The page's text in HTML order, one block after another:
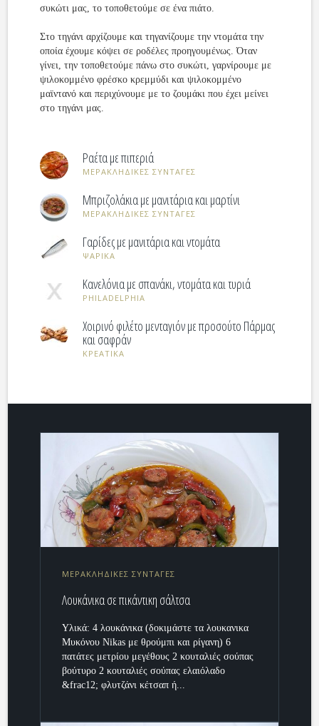
συκώτι μας, το τοποθετούμε σε ένα πιάτο.
Στο τηγάνι αρχίζουμε και τηγανίζουμε την ντομάτα την
οποία έχουμε κόψει σε ροδέλες προηγουμένως. Όταν
γίνει, την τοποθετούμε πάνω στο συκώτι, γαρνίρουμε με
ψιλοκομμένο φρέσκο κρεμμύδι και ψιλοκομμένο
μαϊντανό και περιχύνουμε με το ζουμάκι που έχει μείνει
στο τηγάνι μας.
Ραέτα με πιπεριά
ΜΕΡΑΚΛΗΔΙΚΕΣ ΣΥΝΤΑΓΕΣ
Μπριζολάκια με μανιτάρια και μαρτίνι
ΜΕΡΑΚΛΗΔΙΚΕΣ ΣΥΝΤΑΓΕΣ
Γαρίδες με μανιτάρια και ντομάτα
ΨΑΡΙΚΑ
Κανελόνια με σπανάκι, ντομάτα και τυριά
PHILADELPHIA
Χοιρινό φιλέτο μενταγιόν με προσούτο Πάρμας
και σαφράν
ΚΡΕΑΤΙΚΑ
ΜΕΡΑΚΛΗΔΙΚΕΣ ΣΥΝΤΑΓΕΣ
Λουκάνικα σε πικάντικη σάλτσα
Υλικά: 4 λουκάνικα (δοκιμάστε τα λουκανικα
Μυκόνου Nikas με θρούμπι και ρίγανη) 6
πατάτες μετρίου μεγέθους 2 κουταλιές σούπας
βούτυρο 2 κουταλιές σούπας ελαιόλαδο
&frac12; φλυτζάνι κέτσαπ ή...